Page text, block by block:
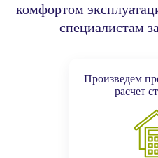
комфортом
специалистам
Произведем
расчет